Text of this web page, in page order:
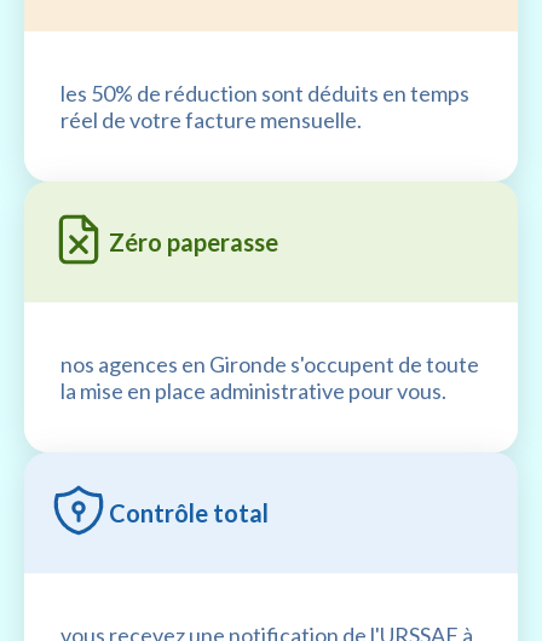
les 50% de réduction sont déduits en temps
réel de votre facture mensuelle.
Zéro paperasse
nos agences en Gironde s'occupent de toute
la mise en place administrative pour vous.
Contrôle total
vous recevez une notification de l'URSSAF à